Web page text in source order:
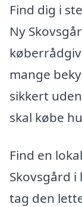
Find dig i
Ny
mange
sikkert
skal købe
Find en
Skovsgård
tag den